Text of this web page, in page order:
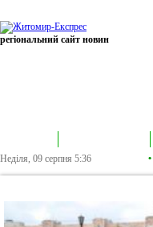
регіональний сайт новин
Неділя, 09 серпня 5:36 •